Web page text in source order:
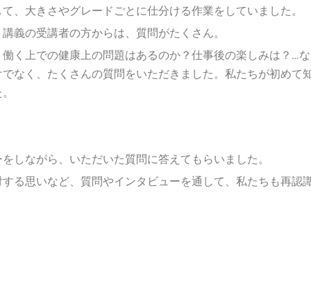
、大きさやグレードごとに仕分ける作業をしていました。
義の受講者の方からは、質問がたくさん。
く上での健康上の問題はあるのか？仕事後の楽しみは？…な
なく、たくさんの質問をいただきました。私たちが初めて
しながら、いただいた質問に答えてもらいました。
る思いなど、質問やインタビューを通して、私たちも再認